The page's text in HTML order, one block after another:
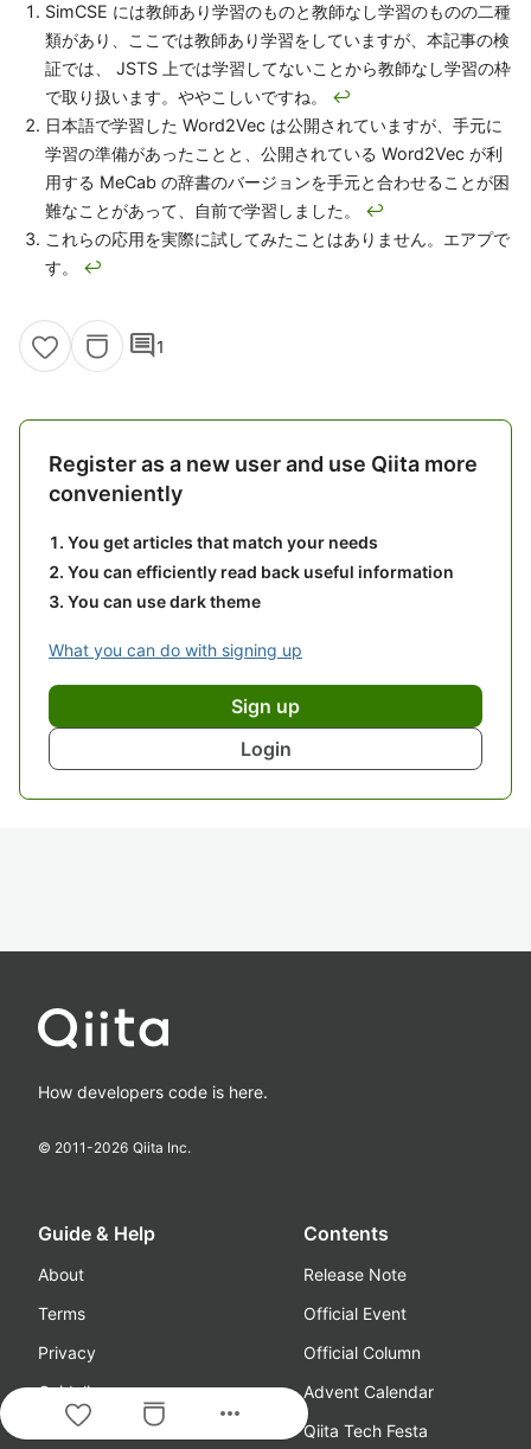
SimCSE には教師あり学習のものと教師なし学習のものの二種
類があり、ここでは教師あり学習をしていますが、本記事の検
証では、 JSTS 上では学習してないことから教師なし学習の枠
で取り扱います。ややこしいですね。 ↩
日本語で学習した Word2Vec は公開されていますが、手元に
学習の準備があったことと、公開されている Word2Vec が利
用する MeCab の辞書のバージョンを手元と合わせることが困
難なことがあって、自前で学習しました。 ↩
これらの応用を実際に試してみたことはありません。エアプで
す。 ↩
comment1
Register as a new user and use Qiita more
conveniently
You get articles that match your needs
You can efficiently read back useful information
You can use dark theme
What you can do with signing up
Sign up
Login
more_horiz
How developers code is here.
© 2011-2026 Qiita Inc.
Guide & Help
About
Terms
Privacy
Guideline
Media Kit
Contents
Release Note
Official Event
Official Column
Advent Calendar
Qiita Tech Festa